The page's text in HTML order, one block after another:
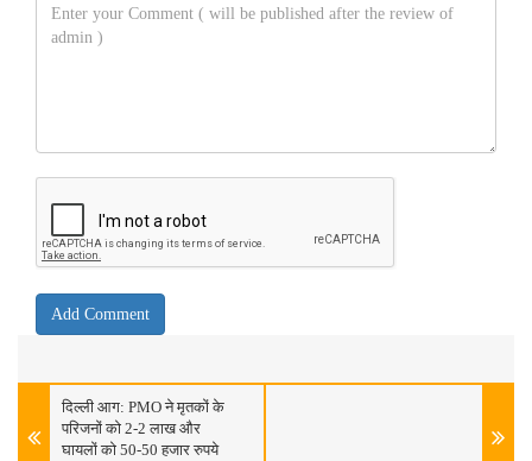
दिल्ली आग: PMO ने मृतकों के
परिजनों को 2-2 लाख और
घायलों को 50-50 हजार रुपये